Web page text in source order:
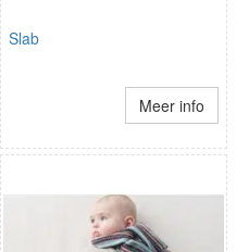
Slab
Meer info